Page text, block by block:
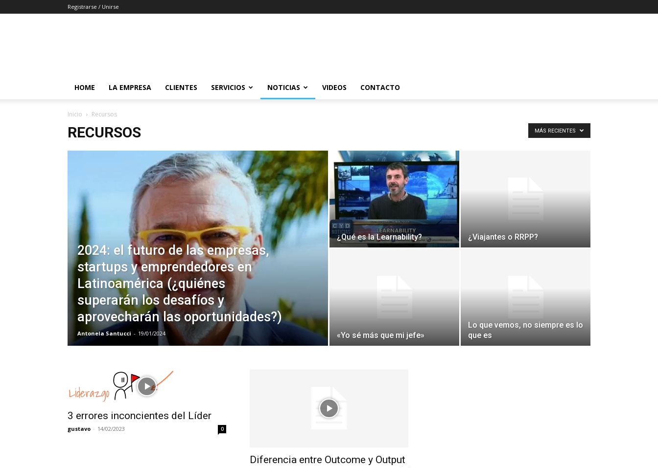
Registrarse / Unirse
HOME LA EMPRESA CLIENTES SERVICIOS NOTICIAS VIDEOS CONTACTO
Inicio Recursos
RECURSOS MÁS RECIENTES
2024: el futuro de las empresas,
startups y emprendedores en
Latinoamérica (¿quiénes
superarán los desafíos y
aprovecharán las oportunidades?)
Antonela Santucci - 19/01/2024
¿Qué es la Learnability? ¿Viajantes o RRPP?
«Yo sé más que mi jefe»
Lo que vemos, no siempre es lo
que es
3 errores inconcientes del Líder
gustavo - 14/02/2023 0
Diferencia entre Outcome y Output